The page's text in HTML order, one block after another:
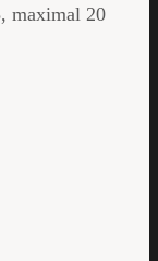
maximal 20